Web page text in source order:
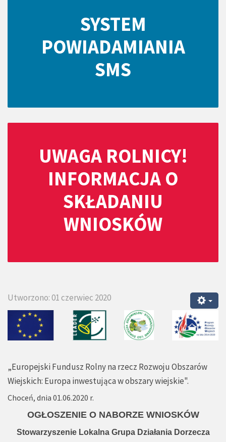
SYSTEM
POWIADAMIANIA
SMS
UWAGA ROLNICY!
INFORMACJA O
SKŁADANIU
WNIOSKÓW
Utworzono: 01 czerwiec 2020
„Europejski Fundusz Rolny na rzecz Rozwoju Obszarów
Wiejskich: Europa inwestująca w obszary wiejskie".
Choceń, dnia 01.06.2020 r.
OGŁOSZENIE O NABORZE WNIOSKÓW
Stowarzyszenie Lokalna Grupa Działania Dorzecza